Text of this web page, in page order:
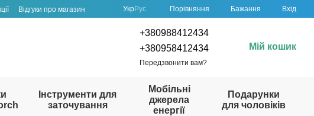
Відгуки про магазин
УкрРус Порівняння Бажання Вхід
+380988412434
+380958412434
Передзвонити вам?
Мій кошик
Інструменти для
заточування
Мобільні
джерела
енергії
Подарунки
для чоловіків